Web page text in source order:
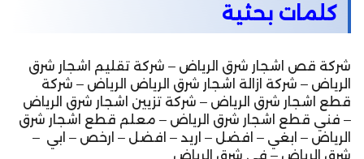
كلمات بحثية
شركة قص اشجار شرق الرياض – شركة تقليم اشجار شرق
الرياض – شركة ازالة اشجار شرق الرياض الرياض – شركة
قطع اشجار شرق الرياض – شركة تزيين اشجار شرق الرياض
– فني قطع اشجار شرق الرياض – معلم قطع اشجار شرق
الرياض – ابغي – افضل – اريد – افضل – ارخص – ابي –
شرق الرياض – في شرق الرياض